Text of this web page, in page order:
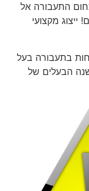
התעבורה אל
מקצועי
בתעבורה בעל
הבעלים של